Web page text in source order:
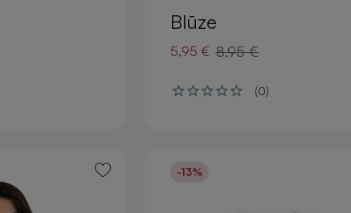
Blūze
5,95 € 8,95 €
(0)
-13%